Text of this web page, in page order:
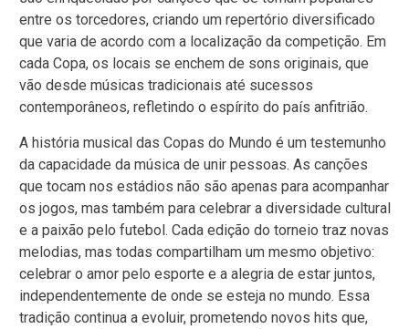
entre os torcedores, criando um repertório diversificado
que varia de acordo com a localização da competição. Em
cada Copa, os locais se enchem de sons originais, que
vão desde músicas tradicionais até sucessos
contemporâneos, refletindo o espírito do país anfitrião.
A história musical das Copas do Mundo é um testemunho
da capacidade da música de unir pessoas. As canções
que tocam nos estádios não são apenas para acompanhar
os jogos, mas também para celebrar a diversidade cultural
e a paixão pelo futebol. Cada edição do torneio traz novas
melodias, mas todas compartilham um mesmo objetivo:
celebrar o amor pelo esporte e a alegria de estar juntos,
independentemente de onde se esteja no mundo. Essa
tradição continua a evoluir, prometendo novos hits que,